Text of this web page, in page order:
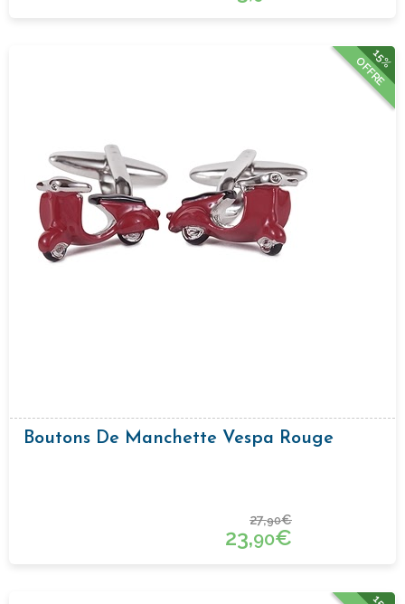
15%
OFFRE
Boutons De Manchette Vespa Rouge
27,90€
23,90€